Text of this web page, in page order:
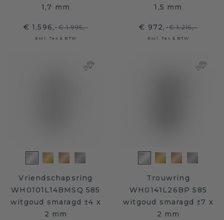
1,7 mm
€ 1.596,-€ 1.995,-
Excl. Tax & BTW
1,5 mm
€ 972,-€ 1.215,-
Excl. Tax & BTW
Vriendschapsring
WH0101L14BMSQ 585
witgoud smaragd ±4 x
2 mm
Trouwring
WH0141L26BP 585
witgoud smaragd ±7 x
2 mm